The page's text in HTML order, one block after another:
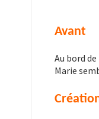
Avant
Au bord
Marie